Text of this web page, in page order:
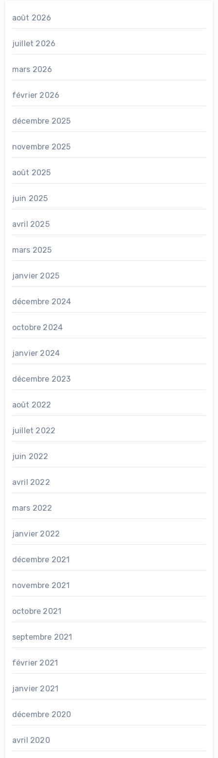
août 2026
juillet 2026
mars 2026
février 2026
décembre 2025
novembre 2025
août 2025
juin 2025
avril 2025
mars 2025
janvier 2025
décembre 2024
octobre 2024
janvier 2024
décembre 2023
août 2022
juillet 2022
juin 2022
avril 2022
mars 2022
janvier 2022
décembre 2021
novembre 2021
octobre 2021
septembre 2021
février 2021
janvier 2021
décembre 2020
avril 2020